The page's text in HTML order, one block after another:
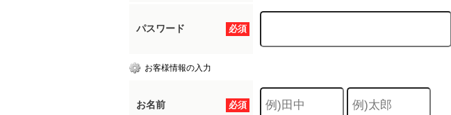
必須
パスワード
お客様情報の入力
必須
お名前